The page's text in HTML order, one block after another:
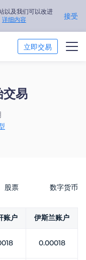
以及我们可以改进
详细内容 接受
立即交易
交易
股票 数字货币
账户 伊斯兰账户
0.00018